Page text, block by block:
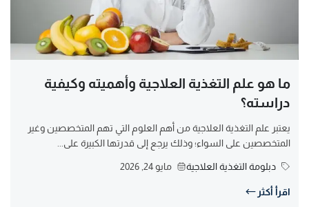
ما هو علم التغذية العلاجية وأهميته وكيفية
دراسته؟
يعتبر علم التغذية العلاجية من أهم العلوم التي تهم المتخصصين وغير
المتخصصين على السواء؛ وذلك يرجع إلى قدرتها الكبيرة على...
دبلومة التغذية العلاجية مايو 24, 2026
اقرأ أكثر